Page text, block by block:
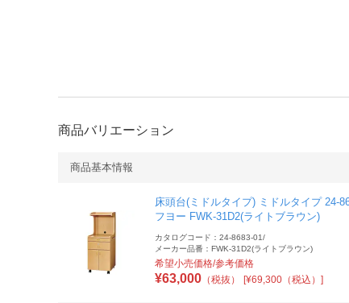
商品バリエーション
商品基本情報
床頭台(ミドルタイプ) ミドルタイプ 24-
フヨー FWK-31D2(ライトブラウン)
カタログコード：24-8683-01/
メーカー品番：FWK-31D2(ライトブラウン)
希望小売価格/参考価格
¥63,000 （税抜） [¥69,300（税込）]